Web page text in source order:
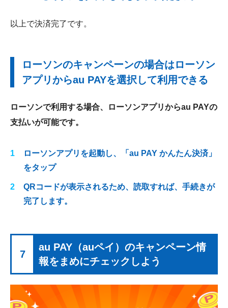
以上で決済完了です。
ローソンのキャンペーンの場合はローソン
アプリからau PAYを選択して利用できる
ローソンで利用する場合、ローソンアプリからau PAYの
支払いが可能です。
ローソンアプリを起動し、「au PAY かんたん決済」
をタップ
QRコードが表示されるため、読取すれば、手続きが
完了します。
7
au PAY（auペイ）のキャンペーン情
報をまめにチェックしよう